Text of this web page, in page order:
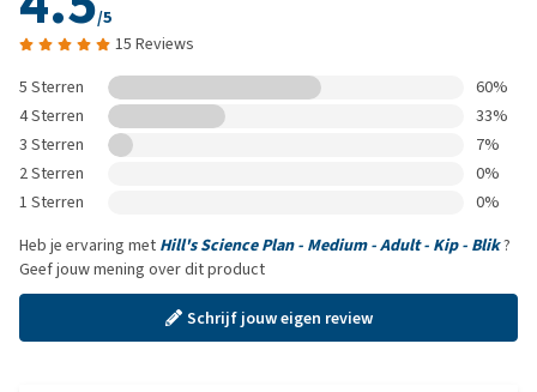
/5
15 Reviews
5 Sterren
60%
4 Sterren
33%
3 Sterren
7%
2 Sterren
0%
1 Sterren
0%
Heb je ervaring met Hill's Science Plan - Medium - Adult - Kip - Blik?
Geef jouw mening over dit product
Schrijf jouw eigen review